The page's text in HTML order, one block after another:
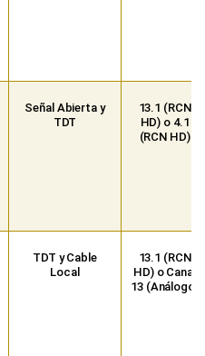
Señal Abierta y
TDT
13.1 (RCN
HD) o 4.1
(RCN HD)
TDT y Cable
Local
13.1 (RCN
HD) o Canal
13 (Análogo)